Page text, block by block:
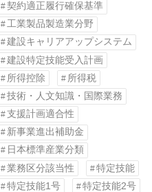
契約適正履行確保基準
工業製品製造業分野
建設キャリアアップシステム
建設特定技能受入計画
所得控除
所得税
技術・人文知識・国際業務
支援計画適合性
新事業進出補助金
日本標準産業分類
業務区分該当性
特定技能
特定技能1号
特定技能2号